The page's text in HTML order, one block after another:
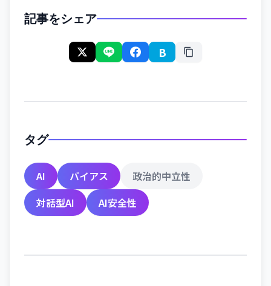
記事をシェア
B
タグ
AI バイアス
政治的中立性
対話型AI
AI安全性